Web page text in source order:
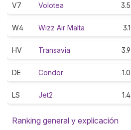
V7 Volotea 3.5
W4 Wizz Air Malta 3.1
HV Transavia 3.9
DE Condor 1.0
LS Jet2 1.4
Ranking general y explicación